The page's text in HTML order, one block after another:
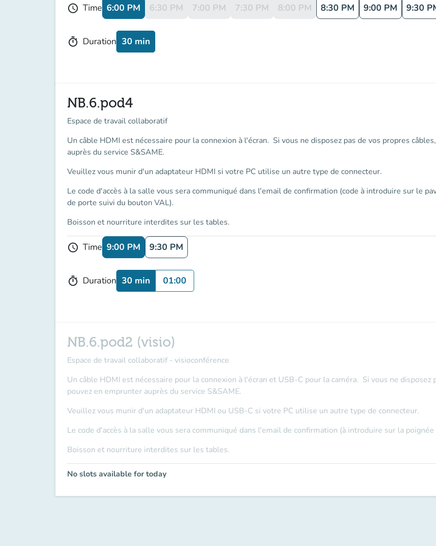
schedule Time 6:00 PM 6:30 PM 7:00 PM 7:30 PM 8:00 PM 8:30 PM 9:00 PM 9:30
timer Duration 30 min
NB.6.pod4
Espace de travail collaboratif
Un câble HDMI est nécessaire pour la connexion à l'écran. Si vous ne disposez pas de vos propres
auprès du service S&SAME.
Veuillez vous munir d'un adaptateur HDMI si votre PC utilise un autre type de connecteur.
Le code d'accès à la salle vous sera communiqué dans l'email de confirmation (code à introduire sur le
de porte suivi du bouton VAL).
Boisson et nourriture interdites sur les tables.
schedule Time 9:00 PM 9:30 PM
timer Duration 30 min 01:00
NB.6.pod2 (visio)
Espace de travail collaboratif - visioconférence
Un câble HDMI est nécessaire pour la connexion à l'écran et USB-C pour la caméra. Si vous ne disposez
pouvez en emprunter auprès du service S&SAME.
Veuillez vous munir d'un adaptateur HDMI ou USB-C si votre PC utilise un autre type de connecteur.
Le code d'accès à la salle vous sera communiqué dans l'email de confirmation (à introduire sur la
Boisson et nourriture interdites sur les tables.
No slots available for today